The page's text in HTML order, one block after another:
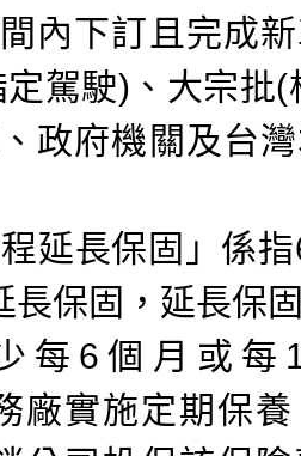
內下訂且完成
駕駛)、大宗批(
政府機關及台
程延長保固」係
長保固，延長保
每6個月或每
廠實施定期保